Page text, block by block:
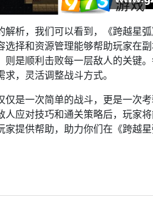
解析，我们可以看到，《跨越星
选择和资源管理能够帮助玩家在
则是顺利击败每一层敌人的关键
，灵活调整战斗方式。
仅是一次简单的战斗，更是一次
人应对技巧和通关策略后，玩家
提供帮助，助力你们在《跨越